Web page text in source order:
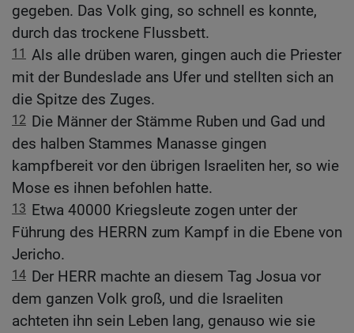
gegeben. Das Volk ging, so schnell es konnte,
durch das trockene Flussbett.
11 Als alle drüben waren, gingen auch die Priester
mit der Bundeslade ans Ufer und stellten sich an
die Spitze des Zuges.
12 Die Männer der Stämme Ruben und Gad und
des halben Stammes Manasse gingen
kampfbereit vor den übrigen Israeliten her, so wie
Mose es ihnen befohlen hatte.
13 Etwa 40000 Kriegsleute zogen unter der
Führung des HERRN zum Kampf in die Ebene von
Jericho.
14 Der HERR machte an diesem Tag Josua vor
dem ganzen Volk groß, und die Israeliten
achteten ihn sein Leben lang, genauso wie sie